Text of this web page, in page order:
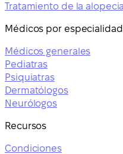
Tratamiento de la
Médicos por especialidad
Médicos generales
Pediatras
Psiquiatras
Dermatólogos
Neurólogos
Recursos
Condiciones